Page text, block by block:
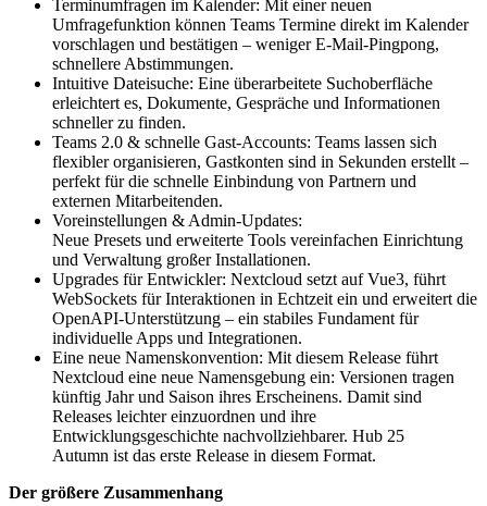
Terminumfragen im Kalender: Mit einer neuen
Umfragefunktion können Teams Termine direkt im Kalender
vorschlagen und bestätigen – weniger E-Mail-Pingpong,
schnellere Abstimmungen.
Intuitive Dateisuche: Eine überarbeitete Suchoberfläche
erleichtert es, Dokumente, Gespräche und Informationen
schneller zu finden.
Teams 2.0 & schnelle Gast-Accounts: Teams lassen sich
flexibler organisieren, Gastkonten sind in Sekunden erstellt –
perfekt für die schnelle Einbindung von Partnern und
externen Mitarbeitenden.
Voreinstellungen & Admin-Updates:
Neue Presets und erweiterte Tools vereinfachen Einrichtung
und Verwaltung großer Installationen.
Upgrades für Entwickler: Nextcloud setzt auf Vue3, führt
WebSockets für Interaktionen in Echtzeit ein und erweitert die
OpenAPI-Unterstützung – ein stabiles Fundament für
individuelle Apps und Integrationen.
Eine neue Namenskonvention: Mit diesem Release führt
Nextcloud eine neue Namensgebung ein: Versionen tragen
künftig Jahr und Saison ihres Erscheinens. Damit sind
Releases leichter einzuordnen und ihre
Entwicklungsgeschichte nachvollziehbarer. Hub 25
Autumn ist das erste Release in diesem Format.
Der größere Zusammenhang